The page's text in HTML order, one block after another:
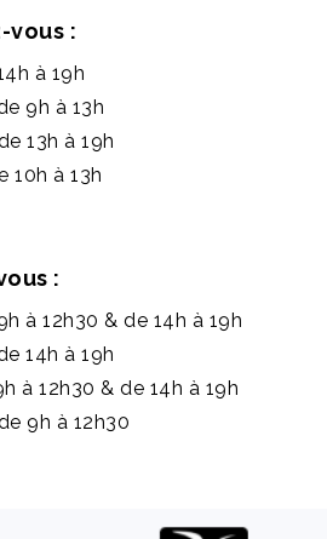
vous :
à 19h
9h à 13h
13h à 19h
10h à 13h
:
à 12h30 & de 14h à 19h
14h à 19h
à 12h30 & de 14h à 19h
9h à 12h30